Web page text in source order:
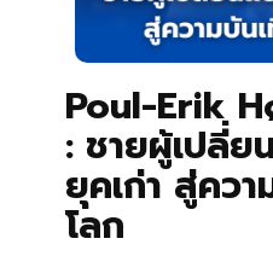
Poul-Erik
: ชายผู้เปลี่
ยุคเก่า สู่คว
โลก